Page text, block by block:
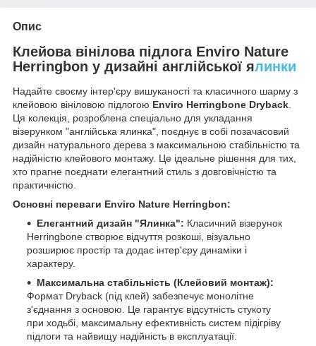
Опис
Клейова вінілова підлога Enviro Nature
Herringbon у дизайні англійської ялинки
Надайте своєму інтер'єру вишуканості та класичного шарму з
клейовою вініловою підлогою Enviro Herringbone Dryback.
Ця колекція, розроблена спеціально для укладання
візерунком "англійська ялинка", поєднує в собі позачасовий
дизайн натурального дерева з максимальною стабільністю та
надійністю клейового монтажу. Це ідеальне рішення для тих,
хто прагне поєднати елегантний стиль з довговічністю та
практичністю.
Основні переваги Enviro Nature Herringbon:
Елегантний дизайн "Ялинка": Класичний візерунок
Herringbone створює відчуття розкоші, візуально
розширює простір та додає інтер'єру динаміки і
характеру.
Максимальна стабільність (Клейовий монтаж):
Формат Dryback (під клей) забезпечує монолітне
з'єднання з основою. Це гарантує відсутність стукоту
при ходьбі, максимальну ефективність систем підігріву
підлоги та найвищу надійність в експлуатації.